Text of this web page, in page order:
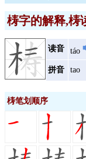
梼字的解释,梼
读音 táo
拼音 tao
梼笔划顺序